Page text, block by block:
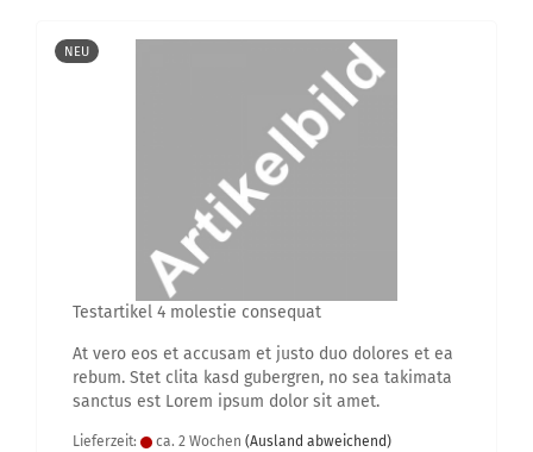
NEU
Te­st­ar­ti­kel 4 mo­les­tie con­se­quat
At vero eos et ac­cu­sam et justo duo do­lo­res et ea
rebum. Stet clita kasd gu­ber­gren, no sea ta­ki­ma­ta
sanc­tus est Lorem ipsum dolor sit amet.
Lieferzeit: ca. 2 Wochen (Ausland abweichend)